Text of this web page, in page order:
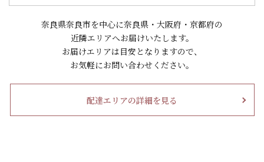
奈良県奈良市を中心に奈良県・大阪府・京都府の
近隣エリアへお届けいたします。
お届けエリアは目安となりますので、
お気軽にお問い合わせください。
配達エリアの詳細を見る